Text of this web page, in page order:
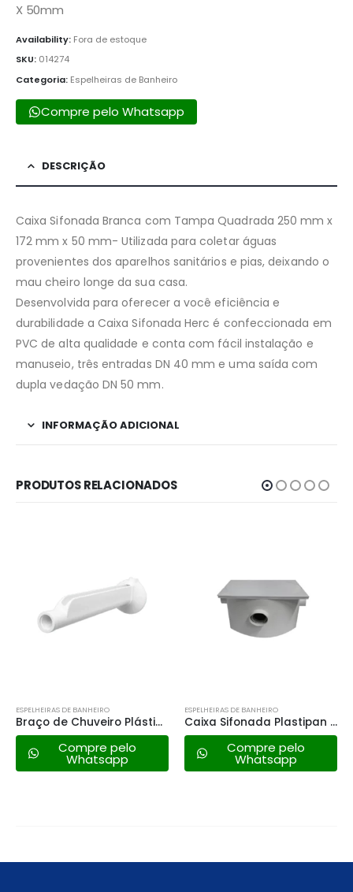
X 50mm
Availability: Fora de estoque
SKU: 014274
Categoria: Espelheiras de Banheiro
Compre pelo Whatsapp
DESCRIÇÃO
Caixa Sifonada Branca com Tampa Quadrada 250 mm x
172 mm x 50 mm- Utilizada para coletar águas
provenientes dos aparelhos sanitários e pias, deixando o
mau cheiro longe da sua casa.
Desenvolvida para oferecer a você eficiência e
durabilidade a Caixa Sifonada Herc é confeccionada em
PVC de alta qualidade e conta com fácil instalação e
manuseio, três entradas DN 40 mm e uma saída com
dupla vedação DN 50 mm.
INFORMAÇÃO ADICIONAL
PRODUTOS RELACIONADOS
ESPELHEIRAS DE BANHEIRO
Braço de Chuveiro Plástico – Fame
Compre pelo
Whatsapp
ESPELHEIRAS DE BANHEIRO
Caixa Sifonada Plastipan Quad 250x150x75 C/ Tampa
Compre pelo
Whatsapp